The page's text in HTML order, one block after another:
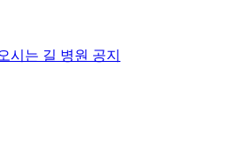
시는 길 병원 공지